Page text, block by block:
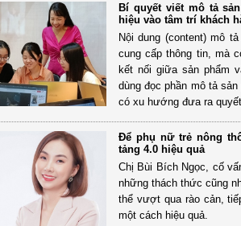
Bí quyết viết mô tả
hiệu vào tâm trí khách
Nội dung (content) mô
cung cấp thông tin, mà
kết nối giữa sản phẩm
dùng đọc phần mô tả
có xu hướng đưa ra
Để phụ nữ trẻ nông
tảng 4.0 hiệu quả
Chị Bùi Bích Ngọc, cố
những thách thức cũng
thể vượt qua rào cản,
một cách hiệu quả.